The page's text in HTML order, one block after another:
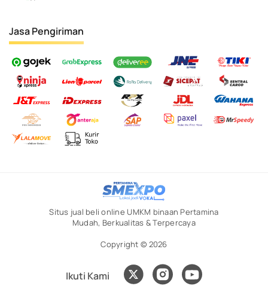
Jasa Pengiriman
Situs jual beli online UMKM binaan Pertamina
Mudah, Berkualitas & Terpercaya
Copyright © 2026
Ikuti Kami